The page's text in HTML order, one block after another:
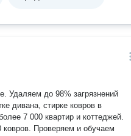
дивана, стирке ковров в
и обучаем